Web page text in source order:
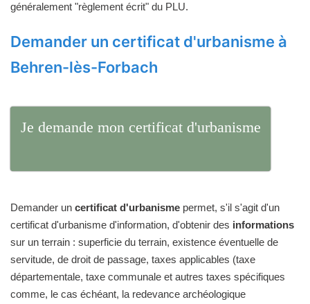
généralement "règlement écrit" du PLU.
Demander un certificat d'urbanisme à
Behren-lès-Forbach
Je demande mon certificat d'urbanisme
Demander un certificat d'urbanisme permet, s'il s'agit d'un
certificat d'urbanisme d'information, d'obtenir des informations
sur un terrain : superficie du terrain, existence éventuelle de
servitude, de droit de passage, taxes applicables (taxe
départementale, taxe communale et autres taxes spécifiques
comme, le cas échéant, la redevance archéologique